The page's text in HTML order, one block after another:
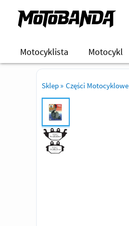
Motocyklista Motocykl
Sklep » Części Motocyklowe